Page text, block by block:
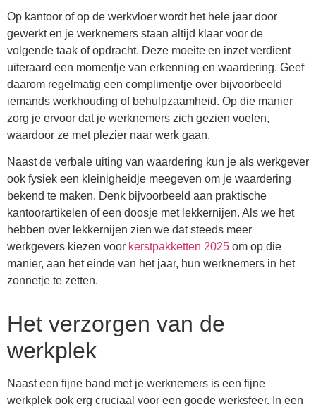
Op kantoor of op de werkvloer wordt het hele jaar door
gewerkt en je werknemers staan altijd klaar voor de
volgende taak of opdracht. Deze moeite en inzet verdient
uiteraard een momentje van erkenning en waardering. Geef
daarom regelmatig een complimentje over bijvoorbeeld
iemands werkhouding of behulpzaamheid. Op die manier
zorg je ervoor dat je werknemers zich gezien voelen,
waardoor ze met plezier naar werk gaan.
Naast de verbale uiting van waardering kun je als werkgever
ook fysiek een kleinigheidje meegeven om je waardering
bekend te maken. Denk bijvoorbeeld aan praktische
kantoorartikelen of een doosje met lekkernijen. Als we het
hebben over lekkernijen zien we dat steeds meer
werkgevers kiezen voor kerstpakketten 2025 om op die
manier, aan het einde van het jaar, hun werknemers in het
zonnetje te zetten.
Het verzorgen van de
werkplek
Naast een fijne band met je werknemers is een fijne
werkplek ook erg cruciaal voor een goede werksfeer. In een